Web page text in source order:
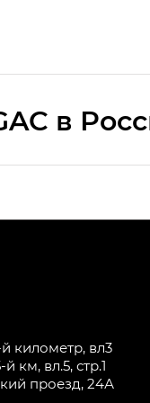
в
Ти (HYPTEC
комплектациях
километр, вл3
км, вл.5, стр.1
проезд, 24А